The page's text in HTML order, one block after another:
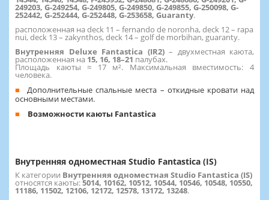
249203, G-249254, G-249805, G-249850, G-249855, G-250098, G-
252442, G-252444, G-252448, G-253658, Guaranty.
расположенная на deck 11 – fernando de noronha, deck 12 – rapa
nui, deck 13 – zakynthos, deck 14 – golf de morbihan, guaranty.
Внутренняя Deluxe Fantastica (IR2) – двухместная каюта,
расположенная на 15, 16, 18–21 палубах.
Площадь каюты ≈ 17 м². Максимальная вместимость: 4
человека.
Дополнительные спальные места – откидные кровати над
основными местами.
Возможности каюты Fantastica
Внутренняя одноместная Studio Fantastica (IS)
К категории Внутренняя одноместная Studio Fantastica (IS)
относятся каюты:5014, 10162, 10512, 10544, 10546, 10548, 10550,
11186, 11502, 12106, 12172, 12578, 13172, 13248.